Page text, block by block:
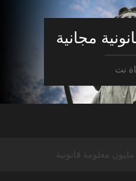
مجانية
نت